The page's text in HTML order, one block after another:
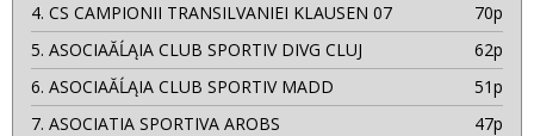
4. CS CAMPIONII TRANSILVANIEI KLAUSEN 07
70p
5. ASOCIAĂĹĄIA CLUB SPORTIV DIVG CLUJ
62p
6. ASOCIAĂĹĄIA CLUB SPORTIV MADD
51p
7. ASOCIATIA SPORTIVA AROBS
47p